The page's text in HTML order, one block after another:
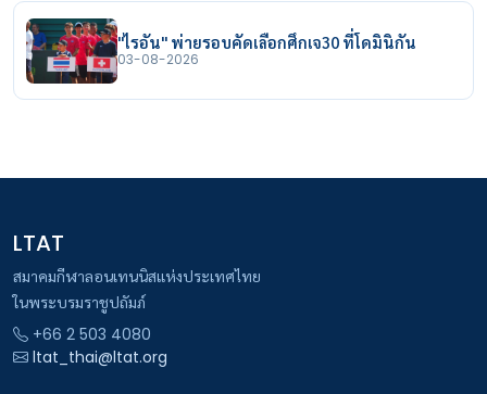
"ไรอัน" พ่ายรอบคัดเลือกศึกเจ30 ที่โดมินิกัน
03-08-2026
LTAT
สมาคมกีฬาลอนเทนนิสแห่งประเทศไทย
ในพระบรมราชูปถัมภ์
+66 2 503 4080
ltat_thai@ltat.org